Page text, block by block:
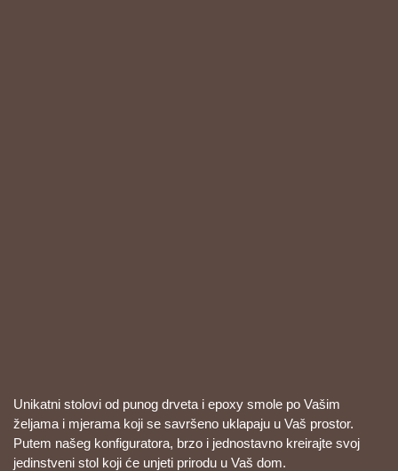
Unikatni stolovi od punog drveta i epoxy smole po Vašim
željama i mjerama koji se savršeno uklapaju u Vaš prostor.
Putem našeg konfiguratora, brzo i jednostavno kreirajte svoj
jedinstveni stol koji će unjeti prirodu u Vaš dom.